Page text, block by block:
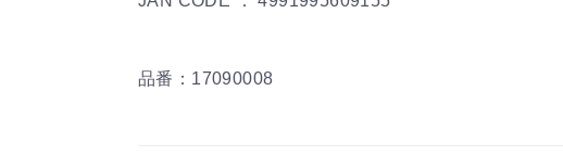
品番：17090008